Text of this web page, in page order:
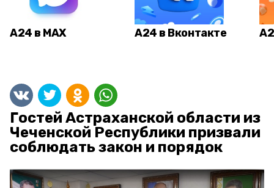
А24 в MAX А24 в Вконтакте
Гостей Астраханской области из
Чеченской Республики призвали
соблюдать закон и порядок